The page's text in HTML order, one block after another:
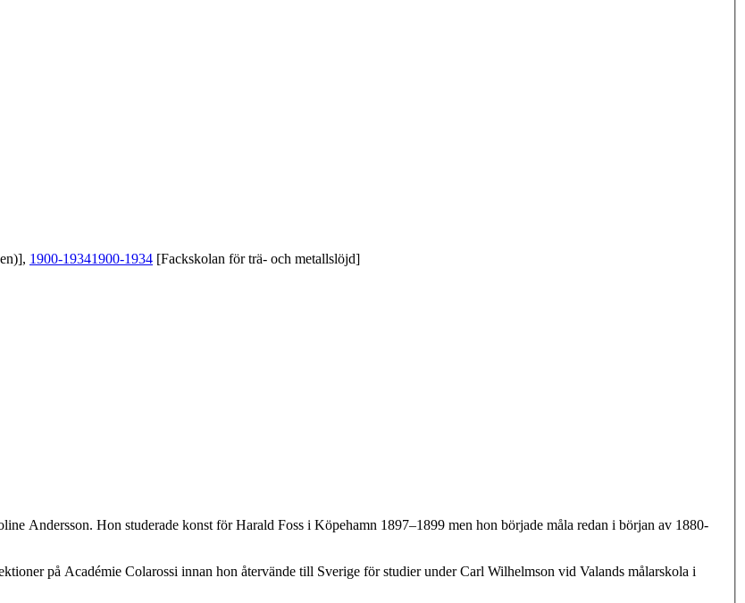
1900-19341900-1934 [Fackskolan för trä- och metallslöjd]
Andersson. Hon studerade konst för Harald Foss i Köpehamn 1897–1899 men hon började måla redan i början av 1880-
på Académie Colarossi innan hon återvände till Sverige för studier under Carl Wilhelmson vid Valands målarskola i